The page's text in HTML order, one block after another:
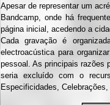
Apesar de representar um
Bandcamp, onde há
página inicial, acedendo a
Cada gravação é
electroacústica para
pessoal. As principais razões
seria excluído com o
Especificidades,